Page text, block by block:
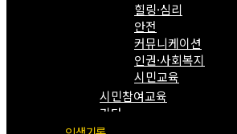
힐링·심리
안전
커뮤니케이션
인권·사회복지
시민교육
시민참여교육
기타